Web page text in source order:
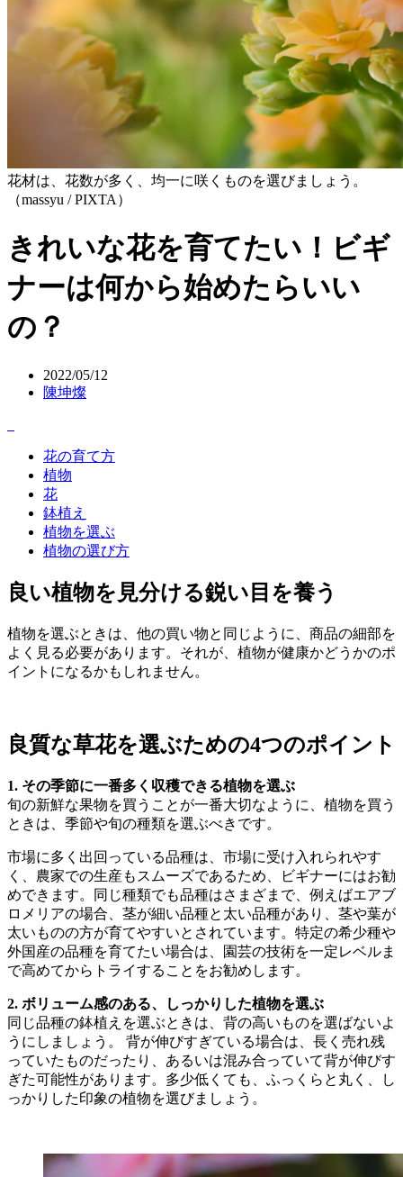
花材は、花数が多く、均一に咲くものを選びましょう。
（massyu / PIXTA）
きれいな花を育てたい！ビギ
ナーは何から始めたらいい
の？
2022/05/12
陳坤燦
花の育て方
植物
花
鉢植え
植物を選ぶ
植物の選び方
良い植物を見分ける鋭い目を養う
植物を選ぶときは、他の買い物と同じように、商品の細部を
よく見る必要があります。それが、植物が健康かどうかのポ
イントになるかもしれません。
良質な草花を選ぶための4つのポイント
1. その季節に一番多く収穫できる植物を選ぶ
旬の新鮮な果物を買うことが一番大切なように、植物を買う
ときは、季節や旬の種類を選ぶべきです。
市場に多く出回っている品種は、市場に受け入れられやす
く、農家での生産もスムーズであるため、ビギナーにはお勧
めできます。同じ種類でも品種はさまざまで、例えばエアブ
ロメリアの場合、茎が細い品種と太い品種があり、茎や葉が
太いものの方が育てやすいとされています。特定の希少種や
外国産の品種を育てたい場合は、園芸の技術を一定レベルま
で高めてからトライすることをお勧めします。
2. ボリューム感のある、しっかりした植物を選ぶ
同じ品種の鉢植えを選ぶときは、背の高いものを選ばないよ
うにしましょう。 背が伸びすぎている場合は、長く売れ残
っていたものだったり、あるいは混み合っていて背が伸びす
ぎた可能性があります。多少低くても、ふっくらと丸く、し
っかりした印象の植物を選びましょう。